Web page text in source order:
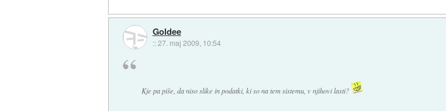
Goldee
::27. maj 2009, 10:54
Kje pa piše, da niso slike in podatki, ki so na tem sistemu, v njihovi lasti?